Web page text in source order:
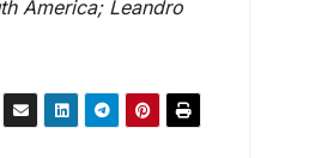
America; Leandro